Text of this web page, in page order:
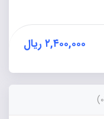
۲,۴۰۰,۰۰۰ ریال